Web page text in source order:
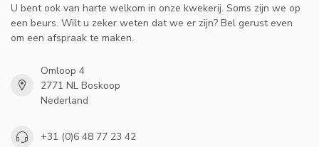
U bent ook van harte welkom in onze kwekerij. Soms zijn we op
een beurs. Wilt u zeker weten dat we er zijn? Bel gerust even
om een afspraak te maken.
Omloop 4
2771 NL Boskoop
Nederland
+31 (0)6 48 77 23 42